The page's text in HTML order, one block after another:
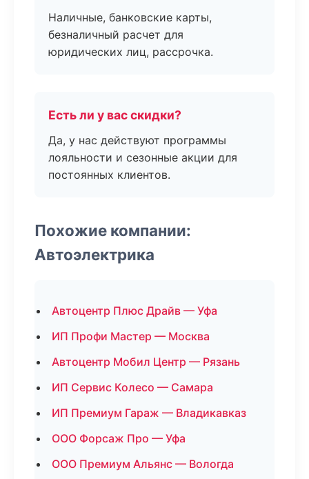
Наличные, банковские карты,
безналичный расчет для
юридических лиц, рассрочка.
Есть ли у вас скидки?
Да, у нас действуют программы
лояльности и сезонные акции для
постоянных клиентов.
Похожие компании:
Автоэлектрика
Автоцентр Плюс Драйв — Уфа
ИП Профи Мастер — Москва
Автоцентр Мобил Центр — Рязань
ИП Сервис Колесо — Самара
ИП Премиум Гараж — Владикавказ
ООО Форсаж Про — Уфа
ООО Премиум Альянс — Вологда